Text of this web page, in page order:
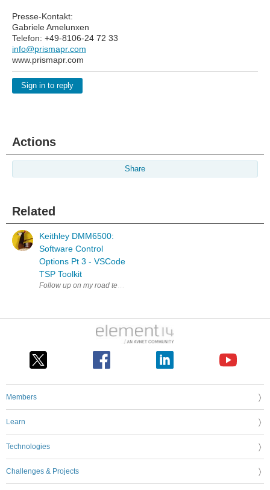
Presse-Kontakt:
Gabriele Amelunxen
Telefon: +49-8106-24 72 33
info@prismapr.com
www.prismapr.com
Sign in to reply
Actions
Share
Related
Keithley DMM6500:
Software Control
Options Pt 3 - VSCode
TSP Toolkit
Follow up on my road test of the Keithley Bench Digital Multimeter
Members
Learn
Technologies
Challenges & Projects